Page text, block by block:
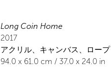
Long Coin Home
2017
アクリル、キャンバス、ロープ
94.0 x 61.0 cm / 37.0 x 24.0 in